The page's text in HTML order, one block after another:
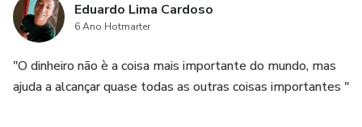
Eduardo Lima Cardoso
6 Ano Hotmarter
"O dinheiro não è a coisa mais importante do mundo, mas
ajuda a alcançar quase todas as outras coisas importantes "